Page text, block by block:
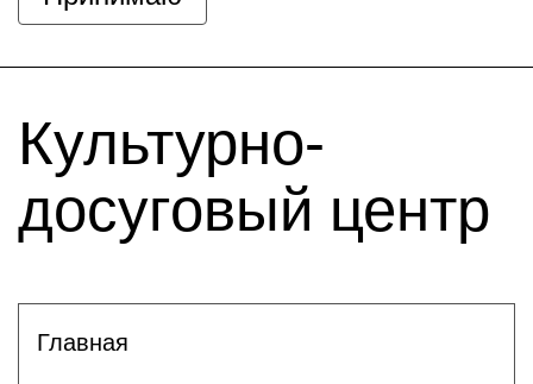
Культурно-
досуговый центр
Главная